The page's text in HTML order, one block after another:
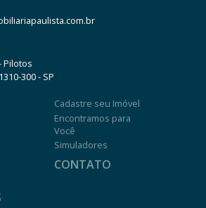
Pilotos
300 - SP
Cadastre seu Imóvel
Encontramos para
Você
Simuladores
CONTATO